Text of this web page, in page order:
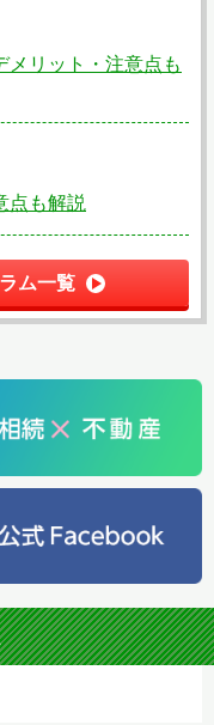
メリット・注意点も
点も解説
ム一覧